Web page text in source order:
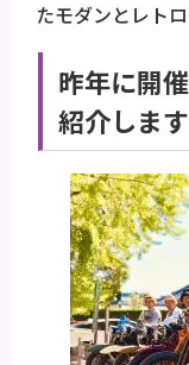
たモダンとレト
昨年に開
紹介します